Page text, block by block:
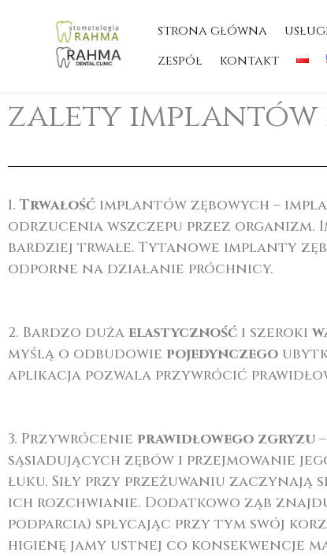
strona główna
zespół
kontakt
zalety implantów
1. Trwałość implantów zębowych –
odrzucenia wszczepu przez organizm.
bardziej trwałe. Tytanowe implanty
odporne na działanie próchnicy.
2. Bardzo duża elastyczność i szeroki
myślą o odbudowie pojedynczego
aplikacja pozwala przywrócić
3. Przywrócenie prawidłowego zgryzu
sąsiadujących zębów i przejmowanie
łuku. Siły przy przeżuwaniu
ich rozchwianie. Dodatkowo ząb
podparcia) spłycając przy tym swój
higienę jamy ustnej co konsekwencje